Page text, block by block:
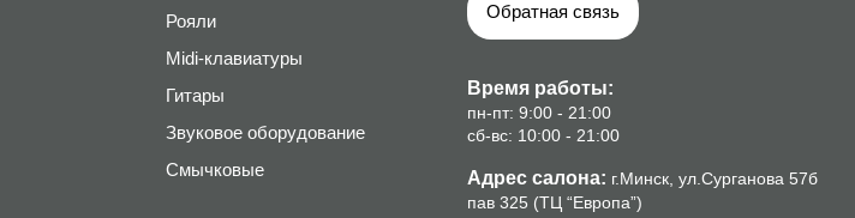
Рояли
Midi-клавиатуры
Гитары
Звуковое оборудование
Смычковые
Обратная связь
Время работы:
пн-пт: 9:00 - 21:00
сб-вс: 10:00 - 21:00
Адрес салона: г.Минск, ул.Сурганова 57б
пав 325 (ТЦ “Европа”)